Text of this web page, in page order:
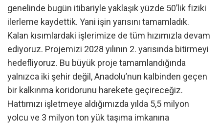
genelinde bugün itibariyle yaklaşık yüzde 50’lik fiziki
ilerleme kaydettik. Yani işin yarısını tamamladık.
Kalan kısımlardaki işlerimize de tüm hızımızla devam
ediyoruz. Projemizi 2028 yılının 2. yarısında bitirmeyi
hedefliyoruz. Bu büyük proje tamamlandığında
yalnızca iki şehir değil, Anadolu’nun kalbinden geçen
bir kalkınma koridorunu harekete geçireceğiz.
Hattımızı işletmeye aldığımızda yılda 5,5 milyon
yolcu ve 3 milyon ton yük taşıma imkanına